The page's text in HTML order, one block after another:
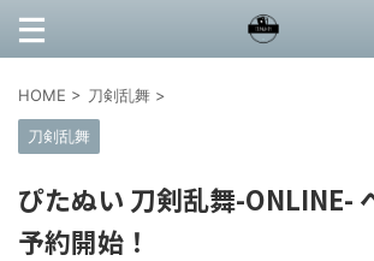
HOME > 刀剣乱舞 >
刀剣乱舞
ぴたぬい 刀剣乱舞-ONLINE-
予約開始！